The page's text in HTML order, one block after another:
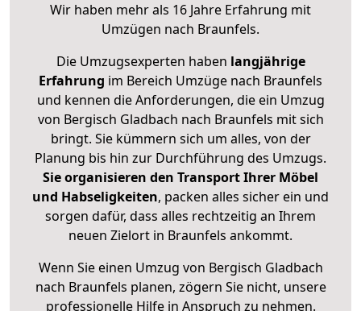
Wir haben mehr als 16 Jahre Erfahrung mit
Umzügen nach Braunfels.
Die Umzugsexperten haben langjährige
Erfahrung im Bereich Umzüge nach Braunfels
und kennen die Anforderungen, die ein Umzug
von Bergisch Gladbach nach Braunfels mit sich
bringt. Sie kümmern sich um alles, von der
Planung bis hin zur Durchführung des Umzugs.
Sie organisieren den Transport Ihrer Möbel
und Habseligkeiten, packen alles sicher ein und
sorgen dafür, dass alles rechtzeitig an Ihrem
neuen Zielort in Braunfels ankommt.
Wenn Sie einen Umzug von Bergisch Gladbach
nach Braunfels planen, zögern Sie nicht, unsere
professionelle Hilfe in Anspruch zu nehmen.